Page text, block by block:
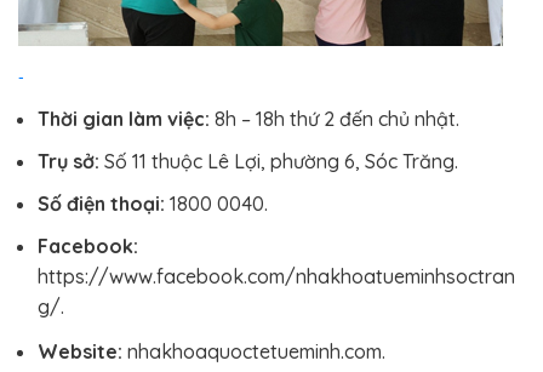
Thời gian làm việc: 8h – 18h thứ 2 đến chủ nhật.
Trụ sở: Số 11 thuộc Lê Lợi, phường 6, Sóc Trăng.
Số điện thoại: 1800 0040.
Facebook:
https://www.facebook.com/nhakhoatueminhsoctran
g/.
Website: nhakhoaquoctetueminh.com.